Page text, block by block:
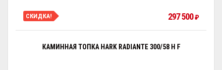
СКИДКА! 297 500₽
КАМИННАЯ ТОПКА HARK RADIANTE 300/58 H F